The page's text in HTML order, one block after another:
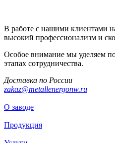
В работе с нашими клиентами
высокий профессионализм и
Особое внимание мы уделяем
этапах сотрудничества.
Доставка по России
zakaz@metallenergonw.ru
О заводе
Продукция